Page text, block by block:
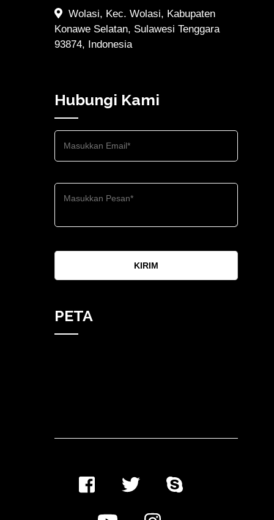
Wolasi, Kec. Wolasi, Kabupaten
Konawe Selatan, Sulawesi Tenggara
93874, Indonesia
Hubungi Kami
KIRIM
PETA